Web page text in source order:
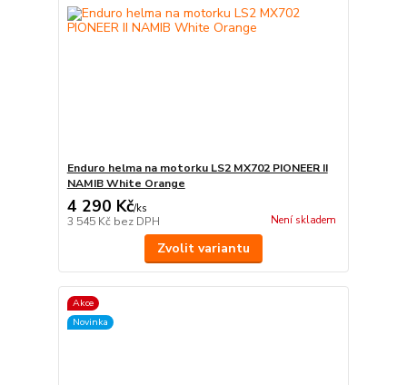
Enduro helma na motorku LS2 MX702 PIONEER II
NAMIB White Orange
4 290 Kč/ks
3 545 Kč bez DPH Není skladem
Zvolit variantu
Akce
Novinka